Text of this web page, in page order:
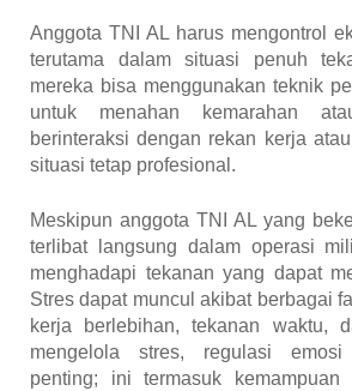
Anggota TNI AL harus mengontrol
terutama dalam situasi penuh
mereka bisa menggunakan teknik
untuk menahan kemarahan
berinteraksi dengan rekan kerja
situasi tetap profesional.
Meskipun anggota TNI AL yang
terlibat langsung dalam operasi
menghadapi tekanan yang dapat
Stres dapat muncul akibat berbagai
kerja berlebihan, tekanan waktu,
mengelola stres, regulasi
penting; ini termasuk kemampuan